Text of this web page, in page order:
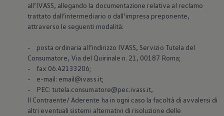
all’IVASS, allegando la documentazione relativa al reclamo
trattato dall’intermediario o dall’impresa preponente,
attraverso le seguenti modalità:
- posta ordinaria all’indirizzo IVASS, Servizio Tutela del
Consumatore, Via del Quirinale n. 21, 00187 Roma;
- fax 06.42133206;
- e-mail: email@ivass.it;
- PEC: tutela.consumatore@pec.ivass.it,
Il Contraente/ Aderente ha in ogni caso la facoltà di avvalersi di
altri eventuali sistemi alternativi di risoluzione delle